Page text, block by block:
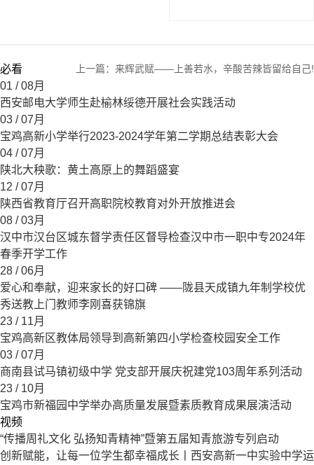
上一篇： 来辉武赋——上善若水，辛酸苦辣皆留给自己!
必看
01 / 08月
西安邮电大学师生赴榆林绥德开展社会实践活动
03 / 07月
宝鸡高新小学举行2023-2024学年第二学期总结表彰大会
04 / 07月
陕北大秧歌：黄土高原上的舞蹈盛宴
12 / 07月
陕西省教育厅召开高职院校教育对外开放推进会
08 / 03月
汉中市汉台区城东督学责任区督导检查汉中市一职中专2024年
春季开学工作
28 / 06月
爱心和奉献，迎来家长的好口碑 ——陇县天成镇九年制学校优
秀送教上门教师李刚喜获锦旗
23 / 11月
宝鸡高新区教体局领导到高新第四小学检查校园安全工作
03 / 07月
商南县试马镇初级中学 党支部开展庆祝建党103周年系列活动
23 / 10月
宝鸡市新福园中学举办高质量发展暨素质教育成果展演活动
视频
“传播周礼文化 弘扬知青精神”暨第五届知青旅游专列启动
创新赋能，让每一位学生都幸福成长丨西安高新一中实验中学运